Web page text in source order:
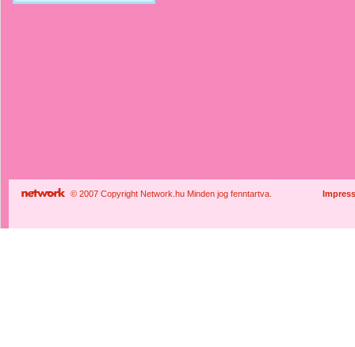
© 2007 Copyright Network.hu Minden jog fenntartva.